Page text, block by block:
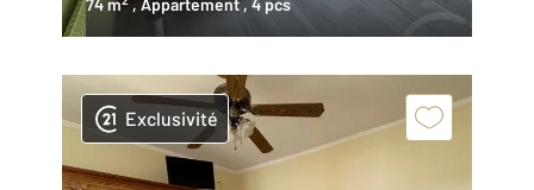
74 m , Appartement , 4 pcs
Exclusivité